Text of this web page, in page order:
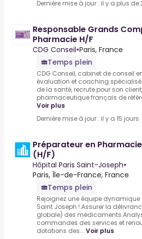
Dernière mise à jour : il y a plus de
Responsable Grands
Pharmacie H/F
CDG Conseil•Paris, France
Temps plein
CDG Conseil, cabinet de conseil
évaluation et coaching
de la santé, recrute pour son
pharmaceutique français de
Voir plus
Dernière mise à jour : il y a 15 jours
Préparateur en
(H/F)
Hôpital Paris Saint-Joseph•
Paris, Île-de-France, France
Temps plein
Rejoignez une équipe dynamique
Saint Joseph !.Assurer la
globale) des
commandes des services et
dotations des... Voir plus